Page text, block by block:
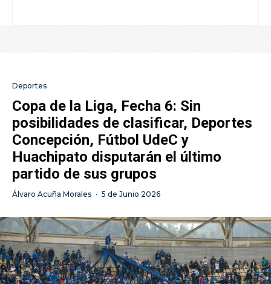
Deportes
Copa de la Liga, Fecha 6: Sin
posibilidades de clasificar, Deportes
Concepción, Fútbol UdeC y
Huachipato disputarán el último
partido de sus grupos
Álvaro Acuña Morales · 5 de Junio 2026